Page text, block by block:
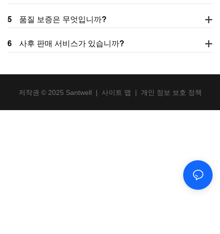
5 품질 보증은 무엇입니까?
6 사후 판매 서비스가 있습니까?
저작권 © 2025 Santwell | 사이트 맵 | 개인 정보 보호 정책